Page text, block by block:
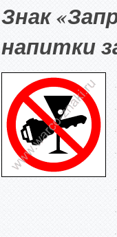
Знак
напитки